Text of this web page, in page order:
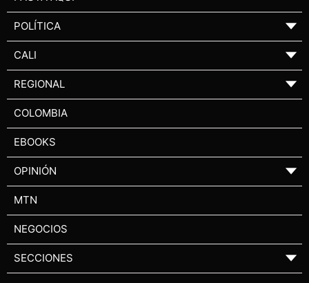
POLÍTICA ▼
CALI ▼
REGIONAL ▼
COLOMBIA
EBOOKS
OPINIÓN ▼
MTN
NEGOCIOS
SECCIONES ▼